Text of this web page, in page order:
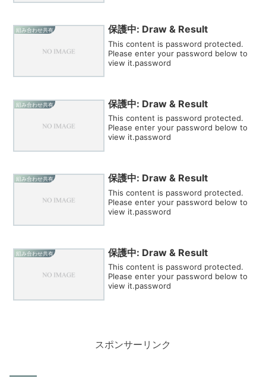
組み合わせ共有 保護中: Draw & Result
This content is password protected.
Please enter your password below to
view it.password
組み合わせ共有 保護中: Draw & Result
This content is password protected.
Please enter your password below to
view it.password
組み合わせ共有 保護中: Draw & Result
This content is password protected.
Please enter your password below to
view it.password
組み合わせ共有 保護中: Draw & Result
This content is password protected.
Please enter your password below to
view it.password
スポンサーリンク